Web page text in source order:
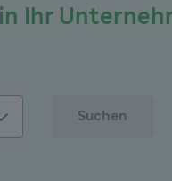
Ihr
Suchen